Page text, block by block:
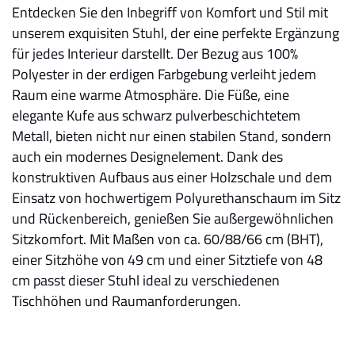
Entdecken Sie den Inbegriff von Komfort und Stil mit
unserem exquisiten Stuhl, der eine perfekte Ergänzung
für jedes Interieur darstellt. Der Bezug aus 100%
Polyester in der erdigen Farbgebung verleiht jedem
Raum eine warme Atmosphäre. Die Füße, eine
elegante Kufe aus schwarz pulverbeschichtetem
Metall, bieten nicht nur einen stabilen Stand, sondern
auch ein modernes Designelement. Dank des
konstruktiven Aufbaus aus einer Holzschale und dem
Einsatz von hochwertigem Polyurethanschaum im Sitz
und Rückenbereich, genießen Sie außergewöhnlichen
Sitzkomfort. Mit Maßen von ca. 60/88/66 cm (BHT),
einer Sitzhöhe von 49 cm und einer Sitztiefe von 48
cm passt dieser Stuhl ideal zu verschiedenen
Tischhöhen und Raumanforderungen.